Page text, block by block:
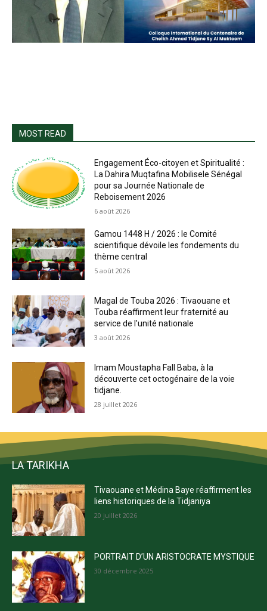
MOST READ
Engagement Éco-citoyen et Spiritualité :
La Dahira Muqtafina Mobilisele Sénégal
pour sa Journée Nationale de
Reboisement 2026
6 août 2026
Gamou 1448 H / 2026 : le Comité
scientifique dévoile les fondements du
thème central
5 août 2026
Magal de Touba 2026 : Tivaouane et
Touba réaffirment leur fraternité au
service de l’unité nationale
3 août 2026
Imam Moustapha Fall Baba, à la
découverte cet octogénaire de la voie
tidjane.
28 juillet 2026
LA TARIKHA
Tivaouane et Médina Baye réaffirment les
liens historiques de la Tidjaniya
20 juillet 2026
PORTRAIT D’UN ARISTOCRATE MYSTIQUE
30 décembre 2025